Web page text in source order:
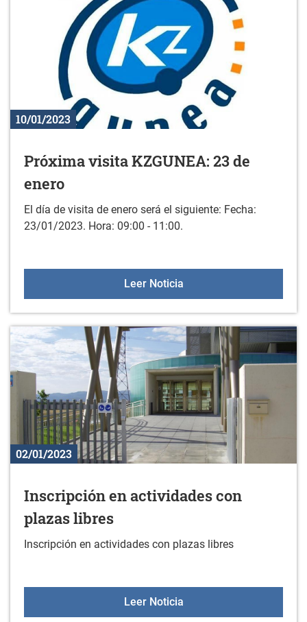
10/01/2023
Próxima visita KZGUNEA: 23 de
enero
El día de visita de enero será el siguiente: Fecha:
23/01/2023. Hora: 09:00 - 11:00.
Leer NoticiaPróxima visita
02/01/2023
Inscripción en actividades con
plazas libres
Inscripción en actividades con plazas libres
Leer NoticiaInscripción en